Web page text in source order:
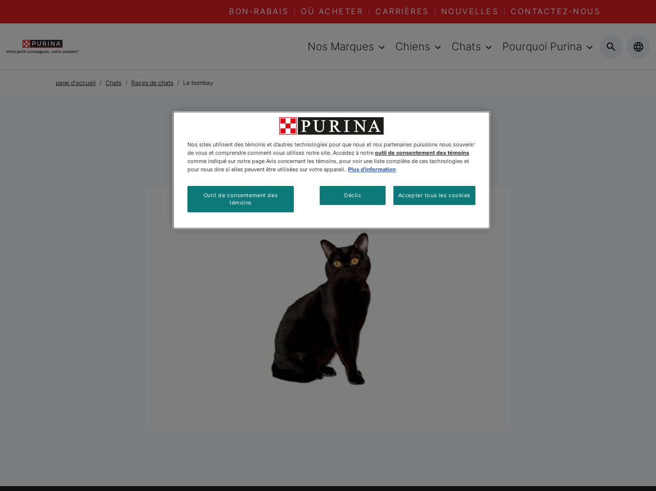
BON-RABAIS OÙ ACHETER CARRIÈRES NOUVELLES CONTACTEZ-NOUS
Nos Marques Chiens Chats Pourquoi Purina
page d'accueil Chats Races de chats Le bombay
Le Bombay
Nos sites utilisent des témoins et d’autres technologies pour que nous et nos partenaires puissions nous souvenir
de vous et comprendre comment vous utilisez notre site. Accédez à notre outil de consentement des témoins
comme indiqué sur notre page Avis concernant les témoins, pour voir une liste complète de ces technologies et
pour nous dire si elles peuvent être utilisées sur votre appareil. Plus d'information
Déclic Accepter tous les cookies
Outil de consentement des
témoins